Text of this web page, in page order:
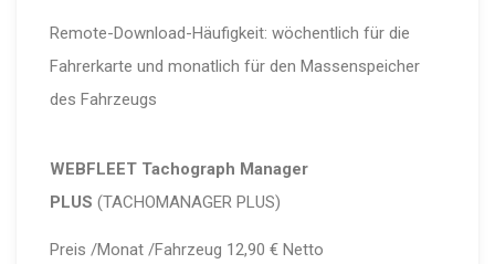
Remote-Download-Häufigkeit: wöchentlich für die
Fahrerkarte und monatlich für den Massenspeicher
des Fahrzeugs
WEBFLEET Tachograph Manager
PLUS (TACHOMANAGER PLUS)
Preis /Monat /Fahrzeug 12,90 € Netto